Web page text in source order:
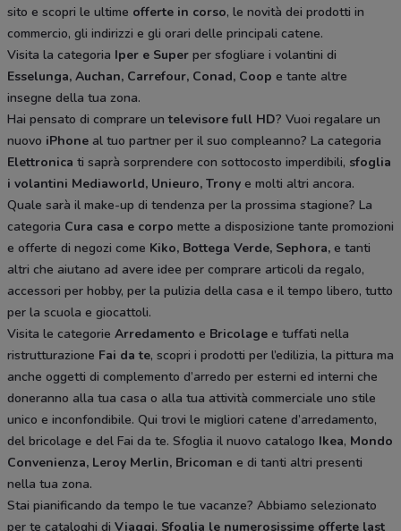
sito e scopri le ultime offerte in corso, le novità dei prodotti in
commercio, gli indirizzi e gli orari delle principali catene.
Visita la categoria Iper e Super per sfogliare i volantini di
Esselunga, Auchan, Carrefour, Conad, Coop e tante altre
insegne della tua zona.
Hai pensato di comprare untelevisore full HD? Vuoi regalare un
nuovo iPhone al tuo partner per il suo compleanno? La categoria
Elettronica ti saprà sorprendere con sottocosto imperdibili, sfoglia
i volantini Mediaworld, Unieuro, Trony e molti altri ancora.
Quale sarà il make-up di tendenza per la prossima stagione? La
categoria Cura casa e corpo mette a disposizione tante promozioni
e offerte di negozi come Kiko, Bottega Verde, Sephora, e tanti
altri che aiutano ad avere idee per comprare articoli da regalo,
accessori per hobby, per la pulizia della casa e il tempo libero, tutto
per la scuola e giocattoli.
Visita le categorie Arredamento e Bricolage e tuffati nella
ristrutturazione Fai da te, scopri i prodotti per l’edilizia, la pittura ma
anche oggetti di complemento d’arredo per esterni ed interni che
doneranno alla tua casa o alla tua attività commerciale uno stile
unico e inconfondibile. Qui trovi le migliori catene d’arredamento,
del bricolage e del Fai da te. Sfoglia il nuovo catalogo Ikea, Mondo
Convenienza, Leroy Merlin, Bricoman e di tanti altri presenti
nella tua zona.
Stai pianificando da tempo le tue vacanze? Abbiamo selezionato
per te cataloghi di Viaggi. Sfoglia le numerosissime offerte last